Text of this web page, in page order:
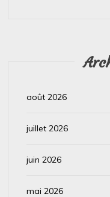
août 2026
juillet 2026
juin 2026
mai 2026